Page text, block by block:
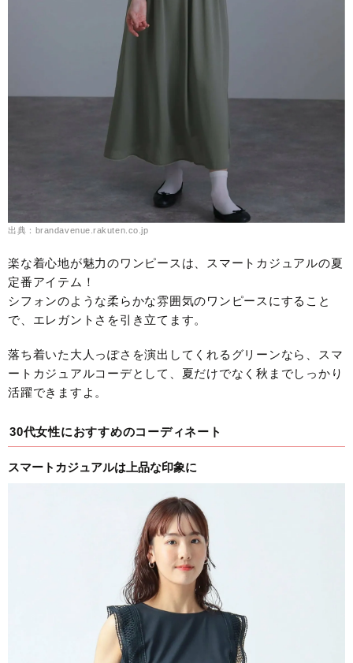
出典：brandavenue.rakuten.co.jp
楽な着心地が魅力のワンピースは、スマートカジュアルの夏
定番アイテム！
シフォンのような柔らかな雰囲気のワンピースにすること
で、エレガントさを引き立てます。
落ち着いた大人っぽさを演出してくれるグリーンなら、スマ
ートカジュアルコーデとして、夏だけでなく秋までしっかり
活躍できますよ。
30代女性におすすめのコーディネート
スマートカジュアルは上品な印象に